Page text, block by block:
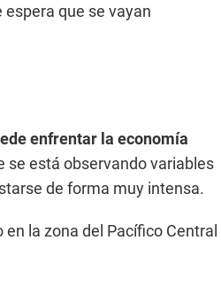
que se vayan
enfrentar la economía
se está observando variables
de forma muy intensa.
la zona del Pacífico Central